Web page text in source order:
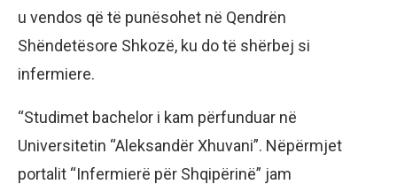
u vendos që të punësohet në Qendrën
Shëndetësore Shkozë, ku do të shërbej si
infermiere.
“Studimet bachelor i kam përfunduar në
Universitetin “Aleksandër Xhuvani”. Nëpërmjet
portalit “Infermierë për Shqipërinë” jam